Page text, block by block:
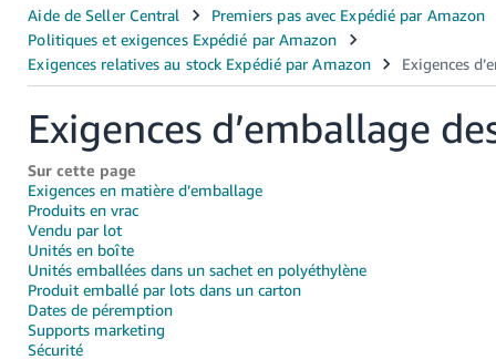
中
文
-
CN
中
文
-
TW
Deutsch
- DE
Exigences d’emballage
Sur cette page
Exigences en matière d’emballage
Produits en vrac
Vendu par lot
Unités en boîte
Unités emballées dans un sachet en polyéthylène
Produit emballé par lots dans un carton
Dates de péremption
Supports marketing
Sécurité